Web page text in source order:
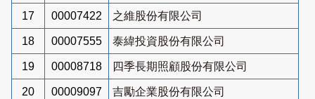
17 00007422 之維股份有限公司
18 00007555 泰緯投資股份有限公司
19 00008718 四季長期照顧股份有限公司
20 00009097 吉勵企業股份有限公司